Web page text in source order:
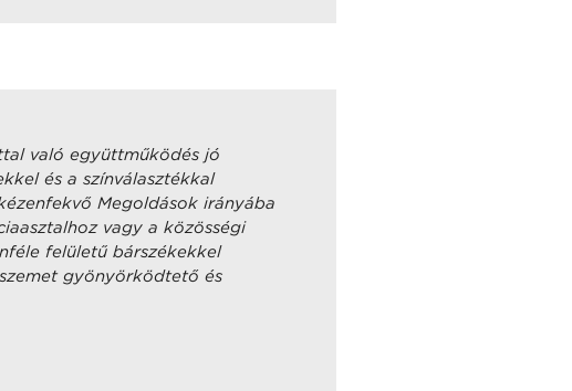
való együttműködés jó
és a színválasztékkal
Megoldások irányába
vagy a közösségi
felületű bárszékekkel
gyönyörködtető és